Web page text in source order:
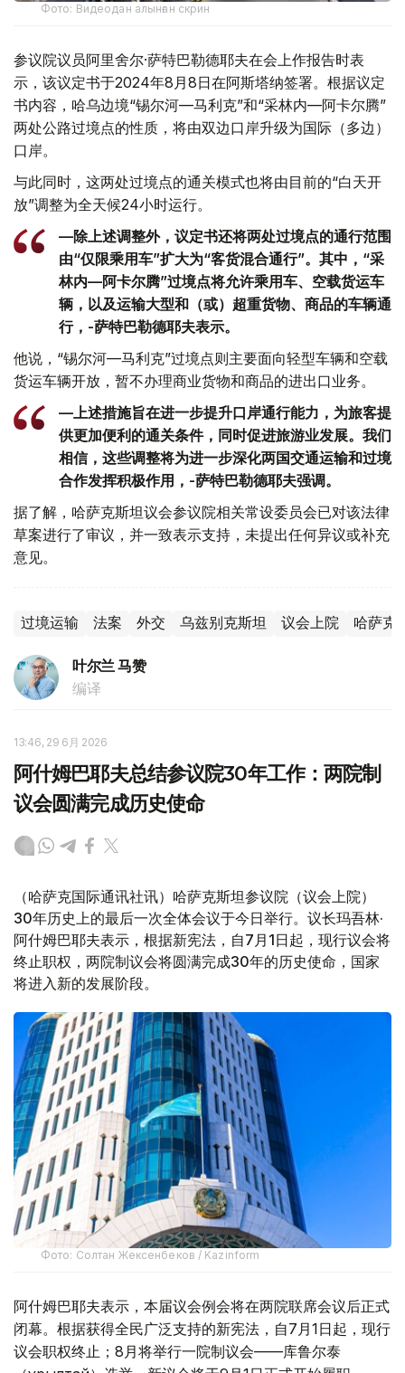
Фото: Видеодан алынған скрин
参议院议员阿里舍尔·萨特巴勒德耶夫在会上作报告时表
示，该议定书于2024年8月8日在阿斯塔纳签署。根据议定
书内容，哈乌边境“锡尔河—马利克”和“采林内—阿卡尔腾”
两处公路过境点的性质，将由双边口岸升级为国际（多边）
口岸。
与此同时，这两处过境点的通关模式也将由目前的“白天开
放”调整为全天候24小时运行。
—除上述调整外，议定书还将两处过境点的通行范围
由“仅限乘用车”扩大为“客货混合通行”。其中，“采
林内—阿卡尔腾”过境点将允许乘用车、空载货运车
辆，以及运输大型和（或）超重货物、商品的车辆通
行，-萨特巴勒德耶夫表示。
他说，“锡尔河—马利克”过境点则主要面向轻型车辆和空载
货运车辆开放，暂不办理商业货物和商品的进出口业务。
—上述措施旨在进一步提升口岸通行能力，为旅客提
供更加便利的通关条件，同时促进旅游业发展。我们
相信，这些调整将为进一步深化两国交通运输和过境
合作发挥积极作用，-萨特巴勒德耶夫强调。
据了解，哈萨克斯坦议会参议院相关常设委员会已对该法律
草案进行了审议，并一致表示支持，未提出任何异议或补充
意见。
过境运输 法案 外交 乌兹别克斯坦 议会上院 哈萨克
叶尔兰 马赞
编译
13:46, 29 6月 2026
阿什姆巴耶夫总结参议院30年工作：两院制
议会圆满完成历史使命
（哈萨克国际通讯社讯）哈萨克斯坦参议院（议会上院）
30年历史上的最后一次全体会议于今日举行。议长玛吾林·
阿什姆巴耶夫表示，根据新宪法，自7月1日起，现行议会将
终止职权，两院制议会将圆满完成30年的历史使命，国家
将进入新的发展阶段。
Фото: Солтан Жексенбеков / Kazinform
阿什姆巴耶夫表示，本届议会例会将在两院联席会议后正式
闭幕。根据获得全民广泛支持的新宪法，自7月1日起，现行
议会职权终止；8月将举行一院制议会——库鲁尔泰